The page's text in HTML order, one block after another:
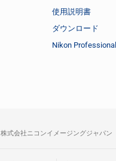
使用説明書
ダウンロード
Nikon
株式会社ニコンイメージングジャパン